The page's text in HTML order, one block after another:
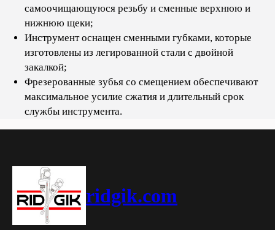
самоочищающуюся резьбу и сменные верхнюю и
нижнюю щеки;
Инструмент оснащен сменными губками, которые
изготовлены из легированной стали с двойной
закалкой;
Фрезерованные зубья со смещением обеспечивают
максимальное усилие сжатия и длительный срок
службы инструмента.
ridgik.com